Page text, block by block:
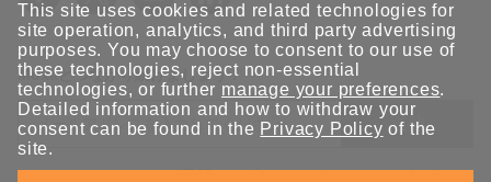
Moxaとつながり続けましょう！
送信
Moxaソリューションの最新アップデートにサインアップしま
This site uses cookies and related technologies for
site operation, analytics, and third party advertising
purposes. You may choose to consent to our use of
these technologies, reject non-essential
technologies, or further manage your preferences.
Detailed information and how to withdraw your
consent can be found in the Privacy Policy of the
site.